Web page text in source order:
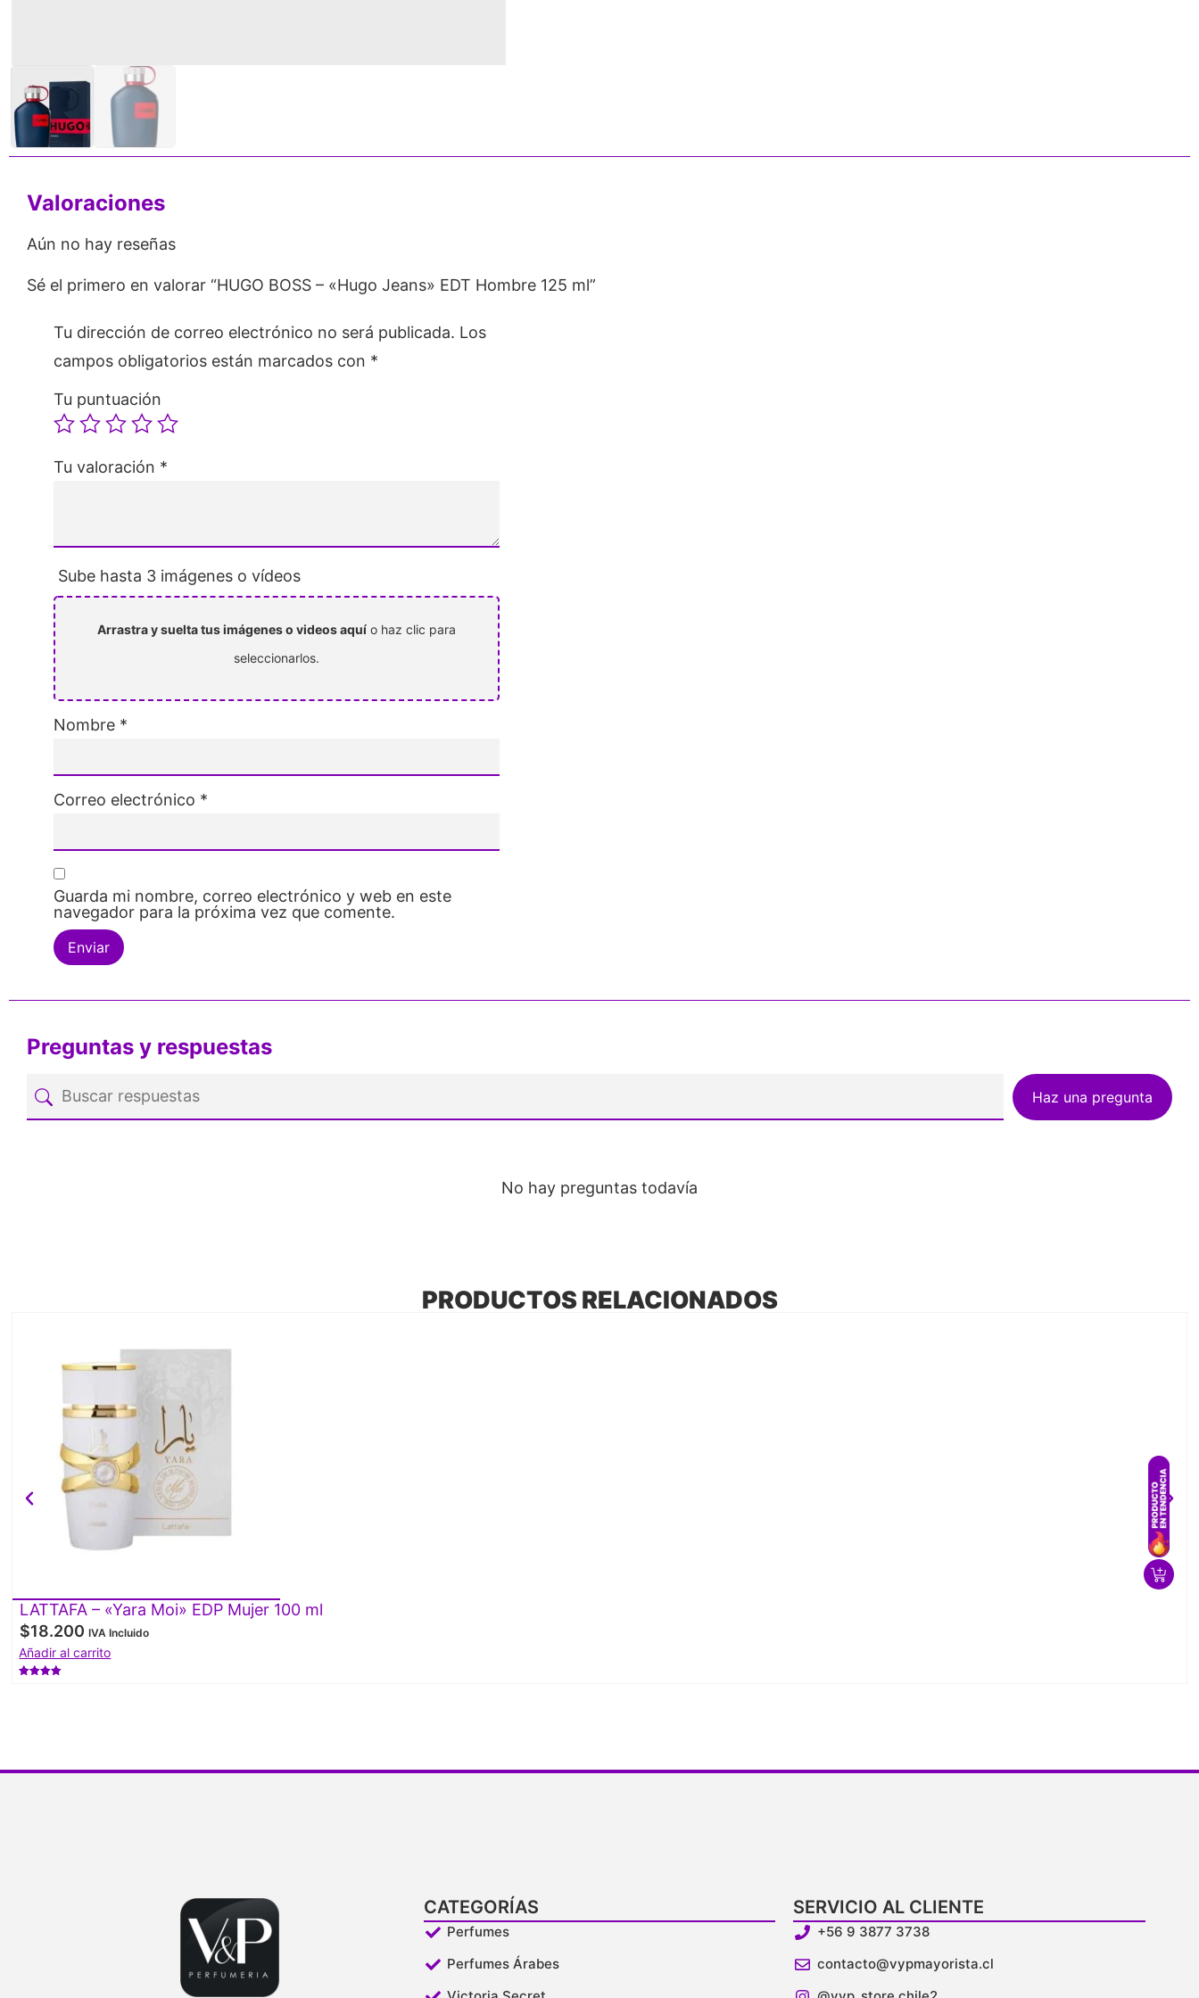
Valoraciones
Aún no hay reseñas
Sé el primero en valorar “HUGO BOSS – «Hugo Jeans» EDT Hombre 125 ml”
Tu dirección de correo electrónico no será publicada. Los
campos obligatorios están marcados con *
Tu puntuación
Tu valoración *
Sube hasta 3 imágenes o vídeos
Arrastra y suelta tus imágenes o videos aquí o haz clic para
seleccionarlos.
Nombre *
Correo electrónico *
Guarda mi nombre, correo electrónico y web en este
navegador para la próxima vez que comente.
Preguntas y respuestas
Haz una pregunta
No hay preguntas todavía
PRODUCTOS RELACIONADOS
LATTAFA – «Yara Moi» EDP Mujer 100 ml
$18.200 IVA Incluido
Añadir al carrito
CATEGORÍAS
Perfumes
Perfumes Árabes
SERVICIO AL CLIENTE
+56 9 3877 3738
contacto@vypmayorista.cl